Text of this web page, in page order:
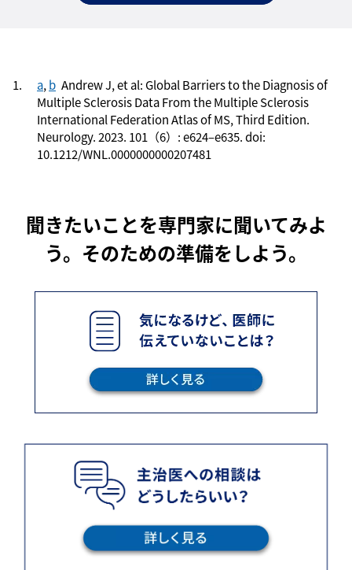
a, b Andrew J, et al: Global Barriers to the Diagnosis of
Multiple Sclerosis Data From the Multiple Sclerosis
International Federation Atlas of MS, Third Edition.
Neurology. 2023. 101（6）: e624–e635. doi:
10.1212/WNL.0000000000207481
聞きたいことを専門家に聞いてみよ
う。そのための準備をしよう。